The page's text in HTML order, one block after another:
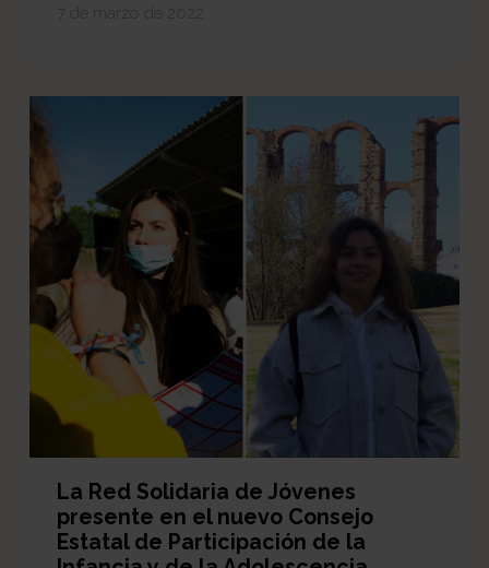
7 de marzo de 2022
La Red Solidaria de Jóvenes
presente en el nuevo Consejo
Estatal de Participación de la